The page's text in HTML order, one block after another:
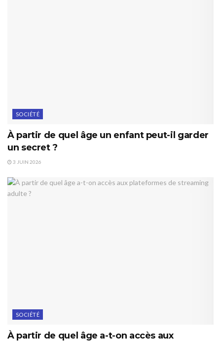
SOCIÉTÉ
À partir de quel âge un enfant peut-il garder
un secret ?
3 JUIN 2026
SOCIÉTÉ
À partir de quel âge a-t-on accès aux